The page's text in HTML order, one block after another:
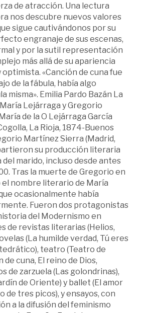
de atracción. Una lectura
nos descubre nuevos valores
sigue cautivándonos por su
engranaje de sus escenas,
y por la sutil representación
más allá de su apariencia
optimista. «Canción de cuna fue
de la fábula, había algo
misma». Emilia Pardo Bazán La
Lejárraga y Gregorio
de la O Lejárraga García
La Rioja, 1874-Buenos
Martínez Sierra (Madrid,
su producción literaria
del marido, incluso desde antes
Tras la muerte de Gregorio en
el nombre literario de María
ocasionalmente había
Fueron dos protagonistas
del Modernismo en
de revistas literarias (Helios,
(La humilde verdad, Tú eres
teatro (Teatro de
de cuna, El reino de Dios,
de zarzuela (Las golondrinas),
de Oriente) y ballet (El amor
de tres picos), y ensayos, con
a la difusión del feminismo